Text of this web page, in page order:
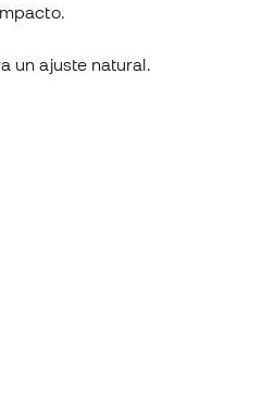
un ajuste natural.